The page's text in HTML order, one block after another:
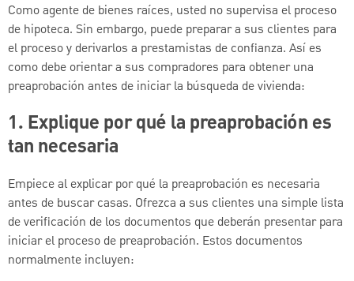
Como agente de bienes raíces, usted no supervisa el proceso
de hipoteca. Sin embargo, puede preparar a sus clientes para
el proceso y derivarlos a prestamistas de confianza. Así es
como debe orientar a sus compradores para obtener una
preaprobación antes de iniciar la búsqueda de vivienda:
1. Explique por qué la preaprobación es
tan necesaria
Empiece al explicar por qué la preaprobación es necesaria
antes de buscar casas. Ofrezca a sus clientes una simple lista
de verificación de los documentos que deberán presentar para
iniciar el proceso de preaprobación. Estos documentos
normalmente incluyen: